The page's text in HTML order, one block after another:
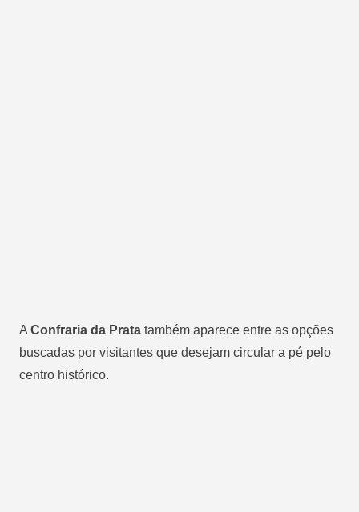
A Confraria da Prata também aparece entre as opções
buscadas por visitantes que desejam circular a pé pelo
centro histórico.